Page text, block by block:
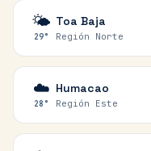
🌤️
29°
Toa Baja
Región Norte
☁️
28°
Humacao
Región Este